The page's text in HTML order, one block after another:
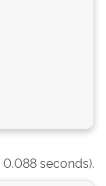
0.088 seconds).